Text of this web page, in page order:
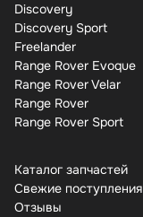
Discovery
Discovery Sport
Freelander
Range Rover Evoque
Range Rover Velar
Range Rover
Range Rover Sport
Каталог запчастей
Свежие поступления
Отзывы